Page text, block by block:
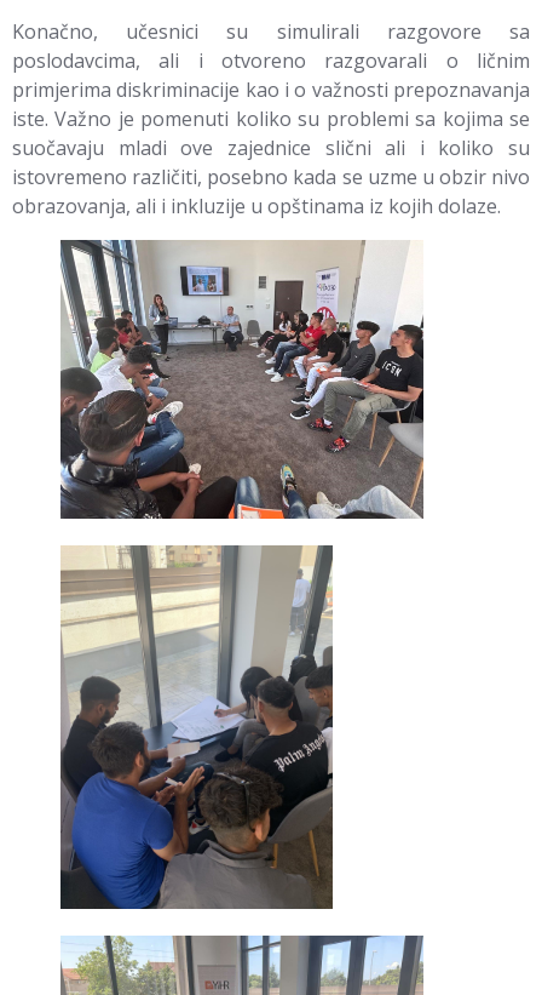
Konačno, učesnici su simulirali razgovore sa
poslodavcima, ali i otvoreno razgovarali o ličnim
primjerima diskriminacije kao i o važnosti prepoznavanja
iste. Važno je pomenuti koliko su problemi sa kojima se
suočavaju mladi ove zajednice slični ali i koliko su
istovremeno različiti, posebno kada se uzme u obzir nivo
obrazovanja, ali i inkluzije u opštinama iz kojih dolaze.